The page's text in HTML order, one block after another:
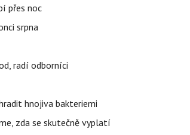
přes noc
srpna
radí odborníci
hnojiva bakteriemi
zda se skutečně vyplatí